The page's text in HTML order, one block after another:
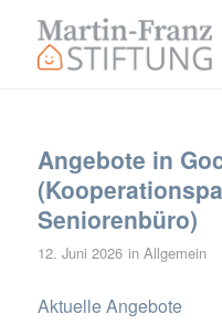
Angebote in
Seniorenbüro)
12. Juni 2026 in Allgemein
Aktuelle Angebote